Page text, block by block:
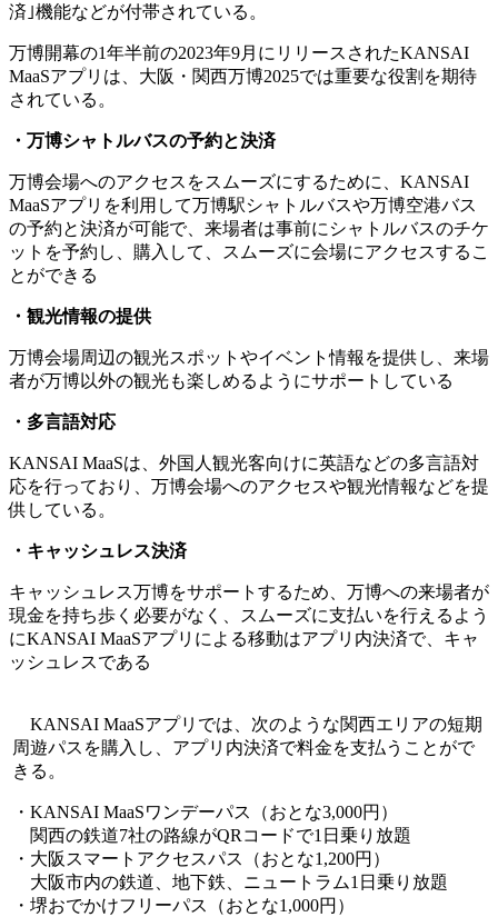
済｣機能などが付帯されている。
万博開幕の1年半前の2023年9月にリリースされたKANSAI
MaaSアプリは、大阪・関西万博2025では重要な役割を期待
されている。
・万博シャトルバスの予約と決済
万博会場へのアクセスをスムーズにするために、KANSAI
MaaSアプリを利用して万博駅シャトルバスや万博空港バス
の予約と決済が可能で、来場者は事前にシャトルバスのチケ
ットを予約し、購入して、スムーズに会場にアクセスするこ
とができる
・観光情報の提供
万博会場周辺の観光スポットやイベント情報を提供し、来場
者が万博以外の観光も楽しめるようにサポートしている
・多言語対応
KANSAI MaaSは、外国人観光客向けに英語などの多言語対
応を行っており、万博会場へのアクセスや観光情報などを提
供している。
・キャッシュレス決済
キャッシュレス万博をサポートするため、万博への来場者が
現金を持ち歩く必要がなく、スムーズに支払いを行えるよう
にKANSAI MaaSアプリによる移動はアプリ内決済で、キャ
ッシュレスである
KANSAI MaaSアプリでは、次のような関西エリアの短期
周遊パスを購入し、アプリ内決済で料金を支払うことがで
きる。
・KANSAI MaaSワンデーパス（おとな3,000円）
関西の鉄道7社の路線がQRコードで1日乗り放題
・大阪スマートアクセスパス（おとな1,200円）
大阪市内の鉄道、地下鉄、ニュートラム1日乗り放題
・堺おでかけフリーパス（おとな1,000円）